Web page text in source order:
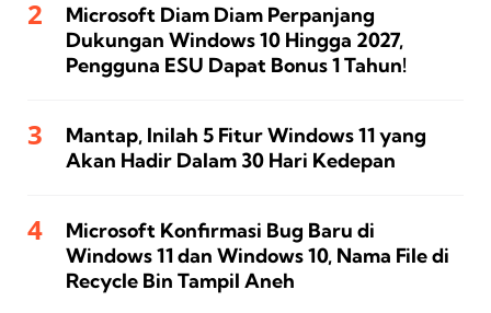
Microsoft Diam Diam Perpanjang
Dukungan Windows 10 Hingga 2027,
Pengguna ESU Dapat Bonus 1 Tahun!
Mantap, Inilah 5 Fitur Windows 11 yang
Akan Hadir Dalam 30 Hari Kedepan
Microsoft Konfirmasi Bug Baru di
Windows 11 dan Windows 10, Nama File di
Recycle Bin Tampil Aneh